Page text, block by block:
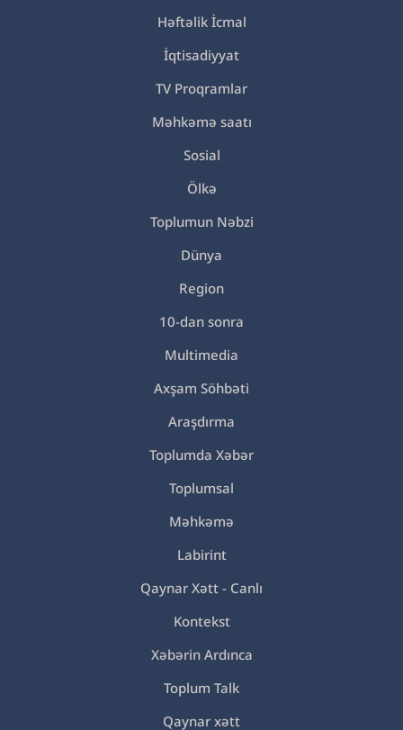
Həftəlik İcmal
İqtisadiyyat
TV Proqramlar
Məhkəmə saatı
Sosial
Ölkə
Toplumun Nəbzi
Dünya
Region
10-dan sonra
Multimedia
Axşam Söhbəti
Araşdırma
Toplumda Xəbər
Toplumsal
Məhkəmə
Labirint
Qaynar Xətt - Canlı
Kontekst
Xəbərin Ardınca
Toplum Talk
Qaynar xətt